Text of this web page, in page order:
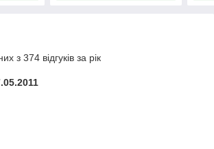
з 374 відгуків за рік